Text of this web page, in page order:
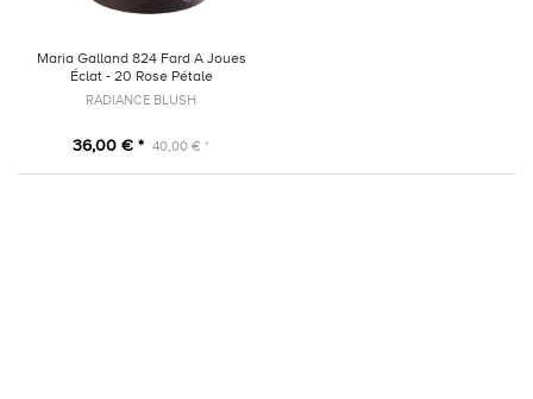
Maria Galland 824 Fard A Joues
Éclat - 20 Rose Pétale
RADIANCE BLUSH
36,00 € * 40,00 € *